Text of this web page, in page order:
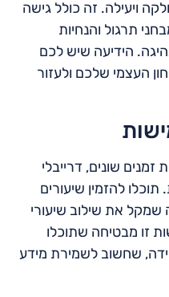
ויעילה. זה כולל גישה
תרגול והנחיות
הידיעה שיש לכם
העצמי שלכם ולעזור
שונים, דרייבלי
להזמין שיעורים
שמקל את שילוב שיעורי
זו מבטיחה שתוכלו
שחשוב לשמירת מידע